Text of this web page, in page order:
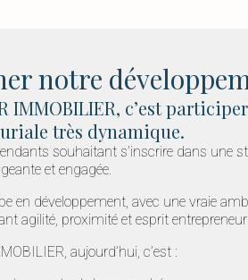
notre
IMMOBILIER, c’est
très dynamique.
souhaitant s’inscrire dans une
et engagée.
en développement, avec une vraie
agilité, proximité et esprit
aujourd’hui, c’est :